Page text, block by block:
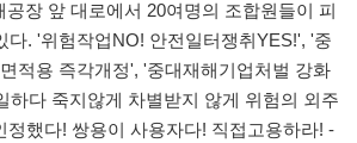
장 앞 대로에서 20여명의 조합원들이 피
다. '위험작업NO! 안전일터쟁취YES!', '중
적용 즉각개정', '중대재해기업처벌 강화
하다 죽지않게 차별받지 않게 위험의 외주
정했다! 쌍용이 사용자다! 직접고용하라! -